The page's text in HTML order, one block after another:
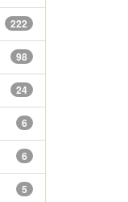
222
98
24
6
6
5